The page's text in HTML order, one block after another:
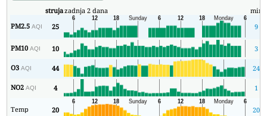
strujazadnja 2 dana min
PM2.5AQI 25 9
PM10AQI 10 3
O3AQI 44 24
NO2AQI 4 1
Temp 20 20